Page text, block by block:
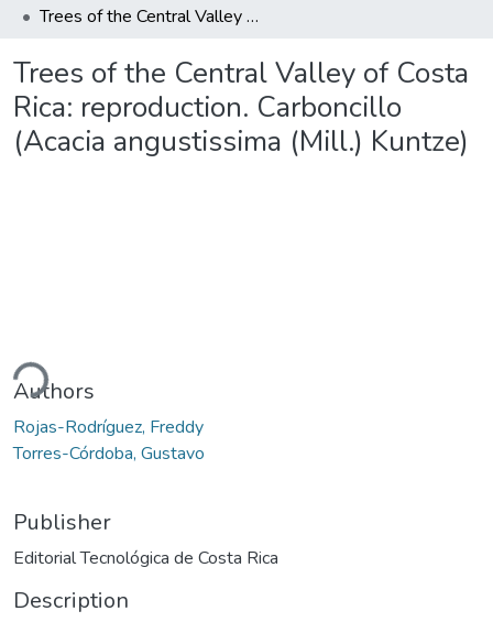
Trees of the Central Valley of Costa Rica: reproduction. Carboncillo (Acacia angustissima (Mill.) Kuntze)
Trees of the Central Valley of Costa
Rica: reproduction. Carboncillo
(Acacia angustissima (Mill.) Kuntze)
Authors
Rojas-Rodríguez, Freddy
Torres-Córdoba, Gustavo
Publisher
Editorial Tecnológica de Costa Rica
Description